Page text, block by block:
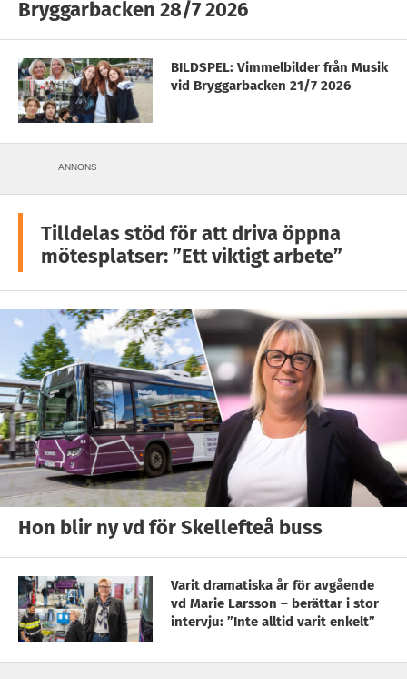
Bryggarbacken 28/7 2026
BILDSPEL: Vimmelbilder från Musik
vid Bryggarbacken 21/7 2026
ANNONS
Tilldelas stöd för att driva öppna
mötesplatser: ”Ett viktigt arbete”
Hon blir ny vd för Skellefteå buss
Varit dramatiska år för avgående
vd Marie Larsson – berättar i stor
intervju: ”Inte alltid varit enkelt”